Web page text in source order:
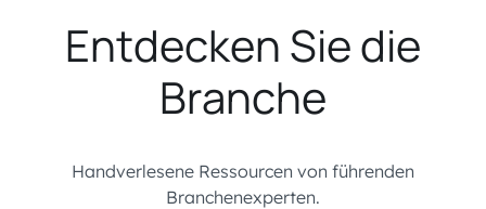
Entdecken Sie die
Branche
Handverlesene Ressourcen von führenden
Branchenexperten.